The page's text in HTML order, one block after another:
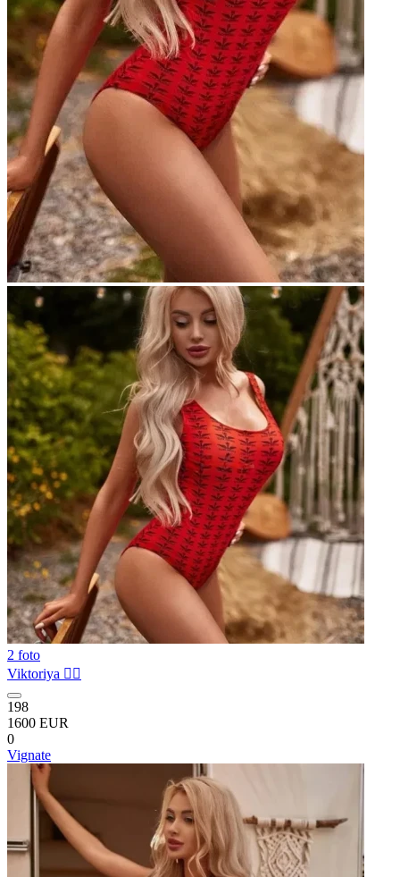
2 foto
Viktoriya ❤️‍🔥
198
1600 EUR
0
Vignate